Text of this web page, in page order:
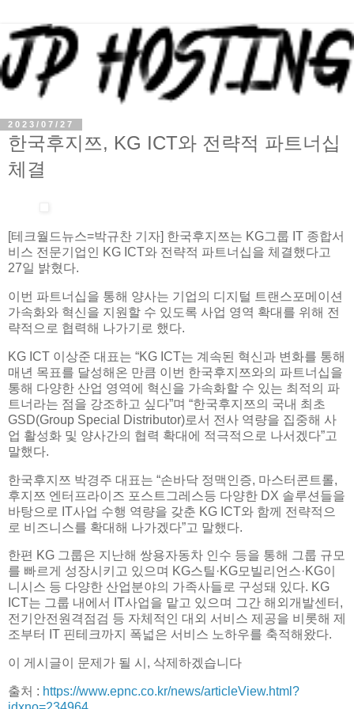
2023/07/27
한국후지쯔, KG ICT와 전략적 파트너십
체결
[테크월드뉴스=박규찬 기자] 한국후지쯔는 KG그룹 IT 종합서
비스 전문기업인 KG ICT와 전략적 파트너십을 체결했다고
27일 밝혔다.
이번 파트너십을 통해 양사는 기업의 디지털 트랜스포메이션
가속화와 혁신을 지원할 수 있도록 사업 영역 확대를 위해 전
략적으로 협력해 나가기로 했다.
KG ICT 이상준 대표는 “KG ICT는 계속된 혁신과 변화를 통해
매년 목표를 달성해온 만큼 이번 한국후지쯔와의 파트너십을
통해 다양한 산업 영역에 혁신을 가속화할 수 있는 최적의 파
트너라는 점을 강조하고 싶다”며 “한국후지쯔의 국내 최초
GSD(Group Special Distributor)로서 전사 역량을 집중해 사
업 활성화 및 양사간의 협력 확대에 적극적으로 나서겠다”고
말했다.
한국후지쯔 박경주 대표는 “손바닥 정맥인증, 마스터콘트롤,
후지쯔 엔터프라이즈 포스트그레스등 다양한 DX 솔루션들을
바탕으로 IT사업 수행 역량을 갖춘 KG ICT와 함께 전략적으
로 비즈니스를 확대해 나가겠다”고 말했다.
한편 KG 그룹은 지난해 쌍용자동차 인수 등을 통해 그룹 규모
를 빠르게 성장시키고 있으며 KG스틸·KG모빌리언스·KG이
니시스 등 다양한 산업분야의 가족사들로 구성돼 있다. KG
ICT는 그룹 내에서 IT사업을 맡고 있으며 그간 해외개발센터,
전기안전원격점검 등 자체적인 대외 서비스 제공을 비롯해 제
조부터 IT 핀테크까지 폭넓은 서비스 노하우를 축적해왔다.
이 게시글이 문제가 될 시, 삭제하겠습니다
출처 : https://www.epnc.co.kr/news/articleView.html?